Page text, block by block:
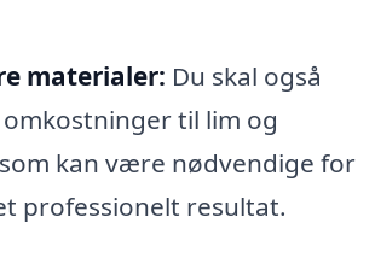
materialer: Du skal også
til lim og
kan være nødvendige for
professionelt resultat.